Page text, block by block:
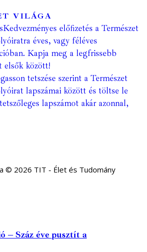
VILÁGA
Kedvezményes előfizetés a Természet
éves, vagy féléves
Kapja meg a legfrissebb
elsők között!
tetszése szerint a Természet
lapszámai között és töltse le
lapszámot akár azonnal,
© 2026 TIT - Élet és Tudomány
– Száz éve pusztít a